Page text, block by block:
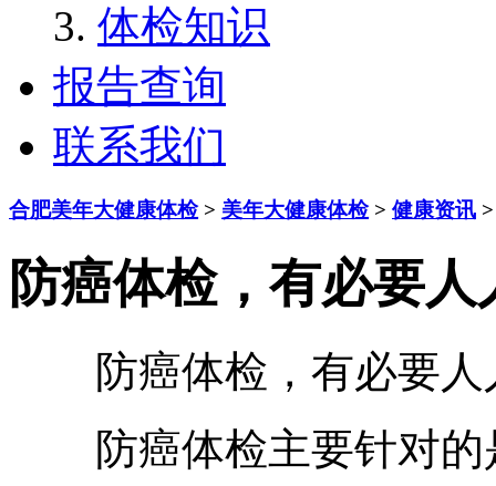
体检知识
报告查询
联系我们
合肥美年大健康体检> 美年大健康体检> 健康资讯 >
防癌体检，有必要
防癌体检，有必要人
防癌体检主要针对的